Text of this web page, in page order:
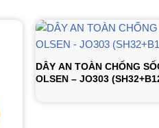
DÂY AN TOÀN CHỐNG
OLSEN – JO303